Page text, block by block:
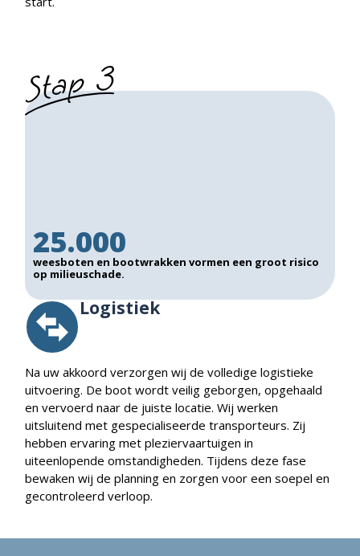
25.000
weesboten en bootwrakken vormen een groot risico
op milieuschade.
Logistiek
Na uw akkoord verzorgen wij de volledige logistieke
uitvoering. De boot wordt veilig geborgen, opgehaald
en vervoerd naar de juiste locatie. Wij werken
uitsluitend met gespecialiseerde transporteurs. Zij
hebben ervaring met pleziervaartuigen in
uiteenlopende omstandigheden. Tijdens deze fase
bewaken wij de planning en zorgen voor een soepel en
gecontroleerd verloop.